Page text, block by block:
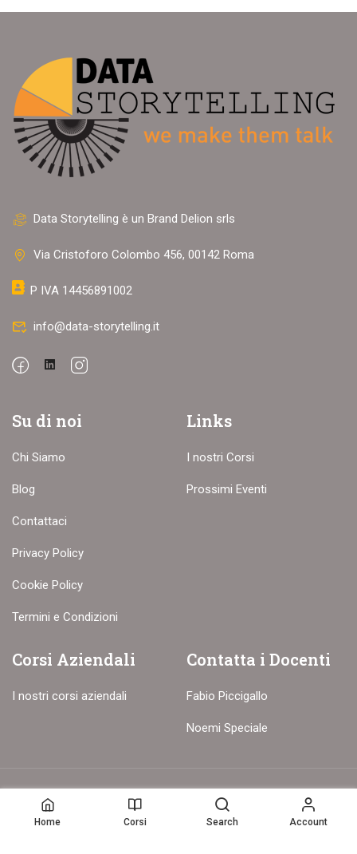
Data Storytelling è un Brand Delion srls
Via Cristoforo Colombo 456, 00142 Roma
P IVA 14456891002
info@data-storytelling.it
Su di noi
Chi Siamo
Blog
Contattaci
Privacy Policy
Cookie Policy
Termini e Condizioni
Links
I nostri Corsi
Prossimi Eventi
Corsi Aziendali
I nostri corsi aziendali
Contatta i Docenti
Fabio Piccigallo
Noemi Speciale
© Copyright – 2017-26 Delion srls – Tutti i diritti riservati
Home Corsi Search Account